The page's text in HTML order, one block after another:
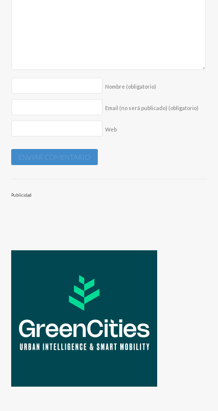
Nombre (obligatorio)
Email (no será publicado) (obligatorio)
Web
Publicidad